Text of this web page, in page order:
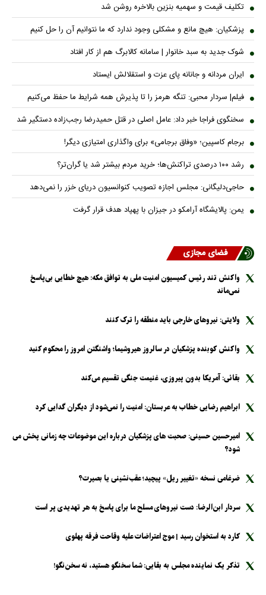
تکلیف قیمت و سهمیه بنزین بالاخره روشن شد
پزشکیان: هیچ مانع و مشکلی وجود ندارد که ما نتوانیم آن را حل کنیم
شوک جدید به سبد خانوار | سامانه کالابرگ هم از کار افتاد
ایران مردانه و جانانه پای عزت و استقلالش ایستاد
فیلم| سردار محبی: تنگه هرمز را تا پذیرش همه شرایط ما حفظ می‌کنیم
سخنگوی فراجا خبر داد: عامل اصلی در قتل حمیدرضا رجب‌زاده دستگیر شد
برجام کاسپین؛ «وفاق برجامی» برای واگذاری امتیازی دیگر!
رشد ۱۰۰ درصدی تراکنش‌ها؛ خرید مردم بیشتر شد یا گران‌تر؟
حاجی‌دلیگانی: مجلس اجازه تصویب کنوانسیون دریای خزر را نمی‌دهد
یمن: پالایشگاه آرامکو در جیزان با پهپاد هدف قرار گرفت
فضای مجازی
واکنش تند رئیس کمیسیون امنیت ملی به توافق مکه: هیچ خطایی بی‌پاسخ
نمی‌ماند
ولایتی: نیرو‌های خارجی باید منطقه را ترک کنند
واکنش کوبنده پزشکیان در سالروز هیروشیما؛ واشنگتن امروز را محکوم کنید
بقائی: آمریکا بدون پیروزی، غنیمت جنگی تقسیم می‌کند
ابراهیم رضایی خطاب به عربستان: امنیت را نمی‌شود از دیگران گدایی کرد
امیرحسین حسینی: صحبت های پزشکیان درباره این موضوعات چه زمانی پخش می
شود؟
ضرغامی نسخه «تغییر ریل» پیچید؛ عقب‌نشینی یا بصیرت؟
سردار ابن‌الرضا: دست نیرو‌های مسلح ما برای پاسخ به هر تهدیدی پر است
کارد به استخوان رسید | موج اعتراضات علیه وقاحت فرقه پهلوی
تذکر یک نماینده مجلس به بقایی: شما سخنگو هستید، نه سخن‌نگو!